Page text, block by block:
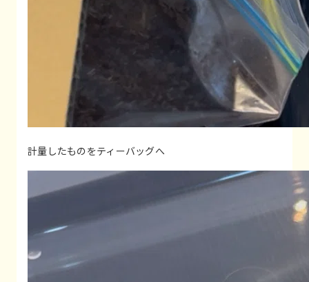
計量したものをティーバッグへ